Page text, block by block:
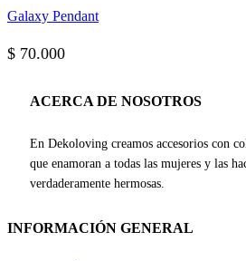
Galaxy Pendant
$ 70.000
ACERCA DE NOSOTROS
En Dekoloving creamos accesorios con
que enamoran a todas las mujeres y las
verdaderamente hermosas.
INFORMACIÓN GENERAL